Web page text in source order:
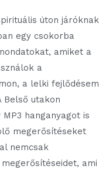
úton járóknak
egy csokorba
amiket a
a
a lelki fejlődésem
Belső utakon
hanganyagot is
megerősítéseket
nemcsak
ami